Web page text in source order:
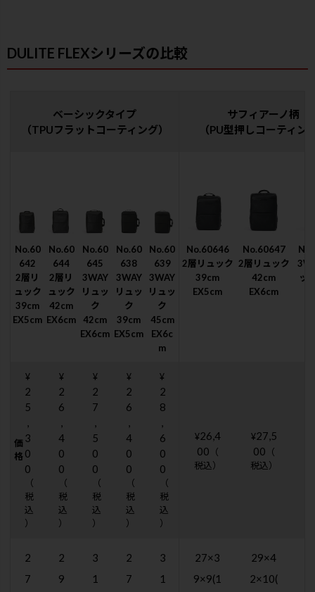
DULITE FLEXシリーズの比較
ベーシックタイプ
（TPUフラットコーティング）
サフィアーノ柄
（PU型押しコーティン
No.60
642
2層リ
ュック
39cm
EX5cm
No.60
644
2層リ
ュック
42cm
EX6cm
No.60
645
3WAY
リュッ
ク
42cm
EX6cm
No.60
638
3WAY
リュッ
ク
39cm
EX5cm
No.60
639
3WAY
リュッ
ク
45cm
EX6c
m
No.60646
2層リュック
39cm
EX5cm
No.60647
2層リュック
42cm
EX6cm
ッ
価
格
¥
2
5
,
3
0
0
（
税
込
）
¥
2
6
,
4
0
0
（
税
込
）
¥
2
7
,
5
0
0
（
税
込
）
¥
2
6
,
4
0
0
（
税
込
）
¥
2
8
,
6
0
0
（
税
込
）
¥26,4
00 （
税込）
¥27,5
00 （
税込）
2
7
2
9
3
1
2
7
3
1
27×3
9×9(1
29×4
2×10(